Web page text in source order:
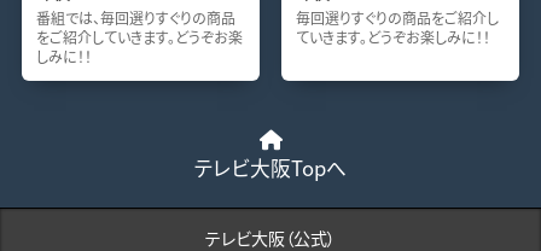
番組では、毎回選りすぐりの商品
をご紹介していきます。どうぞお楽
しみに！！
毎回選りすぐりの商品をご紹介し
ていきます。どうぞお楽しみに！！
テレビ大阪Topへ
テレビ大阪（公式）